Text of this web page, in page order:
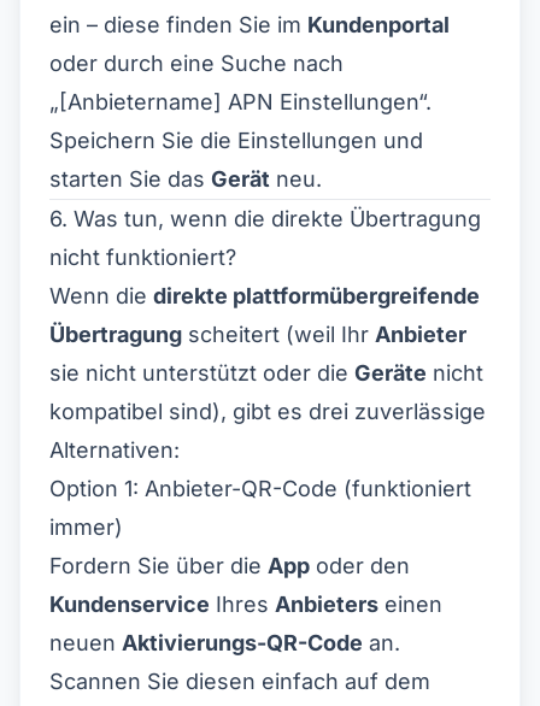
ein – diese finden Sie im Kundenportal
oder durch eine Suche nach
„[Anbietername] APN Einstellungen“.
Speichern Sie die Einstellungen und
starten Sie das Gerät neu.
6. Was tun, wenn die direkte Übertragung
nicht funktioniert?
Wenn die direkte plattformübergreifende
Übertragung scheitert (weil Ihr Anbieter
sie nicht unterstützt oder die Geräte nicht
kompatibel sind), gibt es drei zuverlässige
Alternativen:
Option 1: Anbieter-QR-Code (funktioniert
immer)
Fordern Sie über die App oder den
Kundenservice Ihres Anbieters einen
neuen Aktivierungs-QR-Code an.
Scannen Sie diesen einfach auf dem